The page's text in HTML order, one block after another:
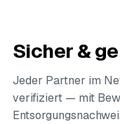
Sicher &
Jeder Partner im
verifiziert — mit